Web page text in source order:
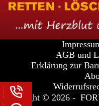
AGB und
Erklärung zur
Copyright © 2026 -